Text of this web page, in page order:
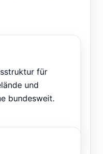
für
und
bundesweit.